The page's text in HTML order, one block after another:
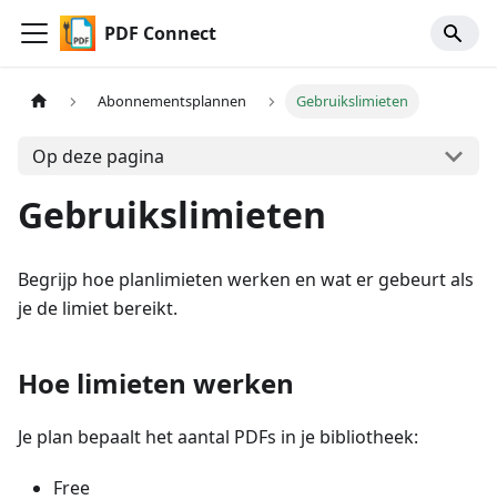
PDF Connect
Abonnementsplannen Gebruikslimieten
Op deze pagina
Gebruikslimieten
Begrijp hoe planlimieten werken en wat er gebeurt als
je de limiet bereikt.
Hoe limieten werken
Je plan bepaalt het aantal PDFs in je bibliotheek:
Free